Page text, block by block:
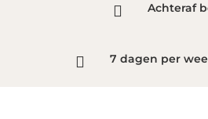
Achteraf
7 dagen per